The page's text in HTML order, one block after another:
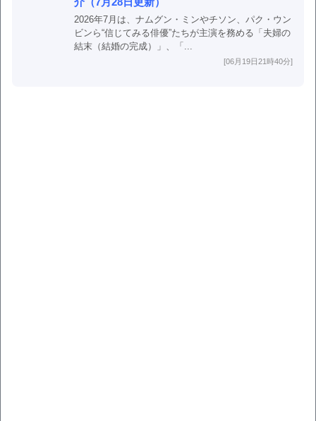
2026年7月は、ナムグン・ミンやチソン、パク・ウン
ビンら“信じてみる俳優”たちが主演を務める「夫婦の
結末（結婚の完成）」、「...
[06月19日21時40分]